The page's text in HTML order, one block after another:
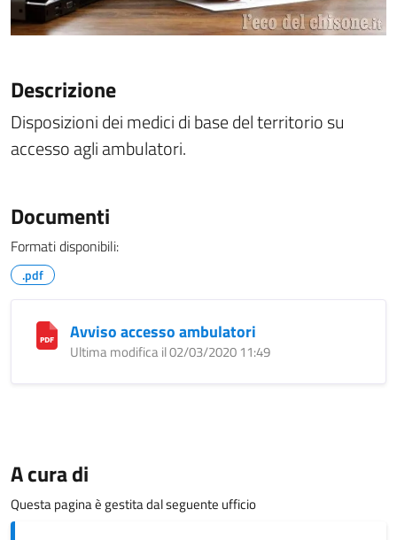
Descrizione
Disposizioni dei medici di base del territorio su
accesso agli ambulatori.
Documenti
Formati disponibili:
.pdf
Avviso accesso ambulatori
Ultima modifica il 02/03/2020 11:49
A cura di
Questa pagina è gestita dal seguente ufficio